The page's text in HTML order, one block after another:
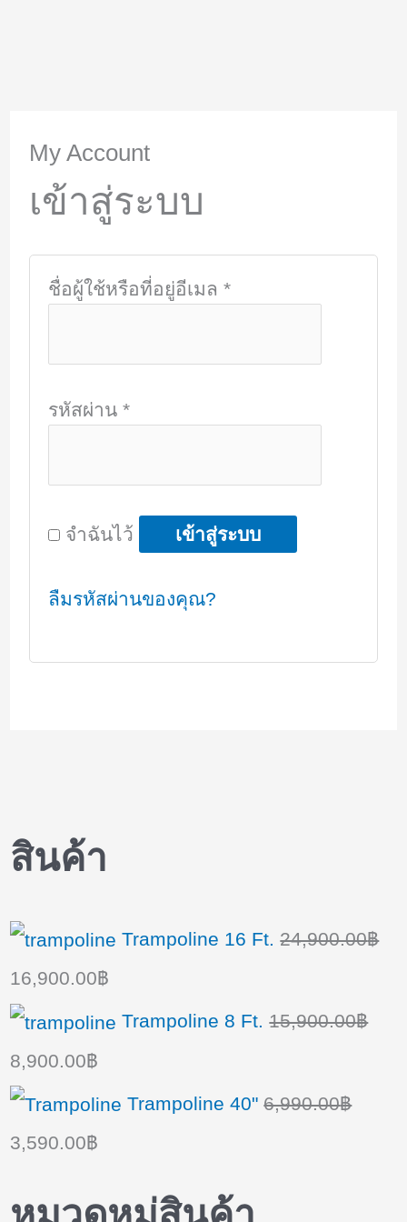
สินค้า
Trampoline 16 Ft. 24,900.00฿
O
r
i
g
a
16,900.00฿
u
t
Trampoline 8 Ft. 15,900.00฿
O
r
i
i
8,900.00฿
u
e
Trampoline 40" 6,990.00฿
O
3,590.00฿
My Account
เข้าสู่ระบบ
ชื่อผู้ใช้หรือที่อยู่อีเมล*ต้องการ
รหัสผ่าน*ต้องการ
จำฉันไว้ เข้าสู่ระบบ
ลืมรหัสผ่านของคุณ?